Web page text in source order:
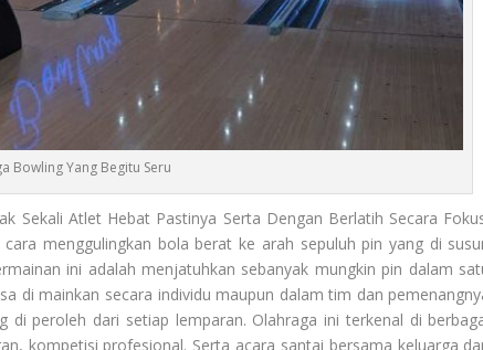
Bowling Yang Begitu Seru
Sekali Atlet Hebat Pastinya Serta Dengan Berlatih Secara
menggulingkan bola berat ke arah sepuluh pin yang di
ini adalah menjatuhkan sebanyak mungkin pin dalam
di mainkan secara individu maupun dalam tim dan
peroleh dari setiap lemparan. Olahraga ini terkenal di
kompetisi profesional. Serta acara santai bersama keluarga